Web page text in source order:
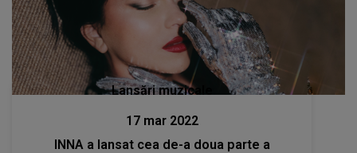
Lansări muzicale
17 mar 2022
INNA a lansat cea de-a doua parte a